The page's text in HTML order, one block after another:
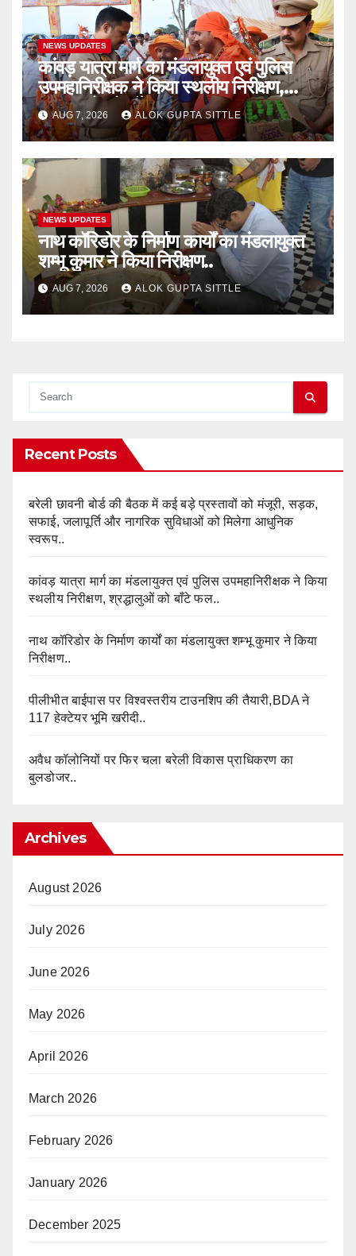
NEWS UPDATES
कांवड़ यात्रा मार्ग का मंडलायुक्त एवं पुलिस
उपमहानिरीक्षक ने किया स्थलीय निरीक्षण,
श्रद्धालुओं को बाँटे फल..
AUG 7, 2026 ALOK GUPTA SITTLE
NEWS UPDATES
नाथ कॉरिडोर के निर्माण कार्यों का मंडलायुक्त
शम्भू कुमार ने किया निरीक्षण..
AUG 7, 2026 ALOK GUPTA SITTLE
Recent Posts
बरेली छावनी बोर्ड की बैठक में कई बड़े प्रस्तावों को मंजूरी, सड़क,
सफाई, जलापूर्ति और नागरिक सुविधाओं को मिलेगा आधुनिक
स्वरूप..
कांवड़ यात्रा मार्ग का मंडलायुक्त एवं पुलिस उपमहानिरीक्षक ने किया
स्थलीय निरीक्षण, श्रद्धालुओं को बाँटे फल..
नाथ कॉरिडोर के निर्माण कार्यों का मंडलायुक्त शम्भू कुमार ने किया
निरीक्षण..
पीलीभीत बाईपास पर विश्वस्तरीय टाउनशिप की तैयारी,BDA ने
117 हेक्टेयर भूमि खरीदी..
अवैध कॉलोनियों पर फिर चला बरेली विकास प्राधिकरण का
बुलडोजर..
Archives
August 2026
July 2026
June 2026
May 2026
April 2026
March 2026
February 2026
January 2026
December 2025